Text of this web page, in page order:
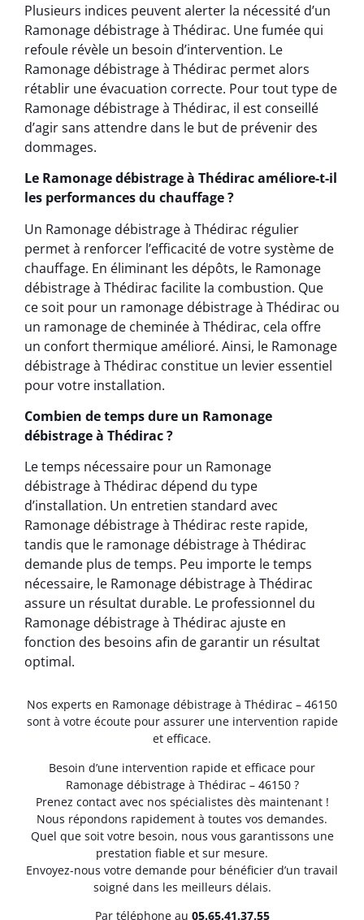
Plusieurs indices peuvent alerter la nécessité d’un
Ramonage débistrage à Thédirac. Une fumée qui
refoule révèle un besoin d’intervention. Le
Ramonage débistrage à Thédirac permet alors
rétablir une évacuation correcte. Pour tout type de
Ramonage débistrage à Thédirac, il est conseillé
d’agir sans attendre dans le but de prévenir des
dommages.
Le Ramonage débistrage à Thédirac améliore-t-il
les performances du chauffage ?
Un Ramonage débistrage à Thédirac régulier
permet à renforcer l’efficacité de votre système de
chauffage. En éliminant les dépôts, le Ramonage
débistrage à Thédirac facilite la combustion. Que
ce soit pour un ramonage débistrage à Thédirac ou
un ramonage de cheminée à Thédirac, cela offre
un confort thermique amélioré. Ainsi, le Ramonage
débistrage à Thédirac constitue un levier essentiel
pour votre installation.
Combien de temps dure un Ramonage
débistrage à Thédirac ?
Le temps nécessaire pour un Ramonage
débistrage à Thédirac dépend du type
d’installation. Un entretien standard avec
Ramonage débistrage à Thédirac reste rapide,
tandis que le ramonage débistrage à Thédirac
demande plus de temps. Peu importe le temps
nécessaire, le Ramonage débistrage à Thédirac
assure un résultat durable. Le professionnel du
Ramonage débistrage à Thédirac ajuste en
fonction des besoins afin de garantir un résultat
optimal.
Nos experts en Ramonage débistrage à Thédirac – 46150
sont à votre écoute pour assurer une intervention rapide
et efficace.
Besoin d’une intervention rapide et efficace pour
Ramonage débistrage à Thédirac – 46150 ?
Prenez contact avec nos spécialistes dès maintenant !
Nous répondons rapidement à toutes vos demandes.
Quel que soit votre besoin, nous vous garantissons une
prestation fiable et sur mesure.
Envoyez-nous votre demande pour bénéficier d’un travail
soigné dans les meilleurs délais.
Par téléphone au 05.65.41.37.55